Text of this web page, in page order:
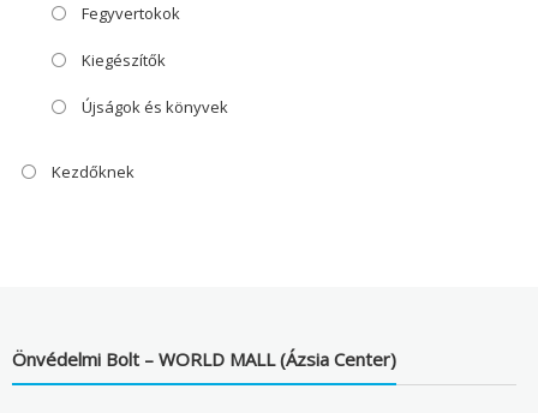
Fegyvertokok
Kiegészítők
Újságok és könyvek
Kezdőknek
Önvédelmi Bolt – WORLD MALL (Ázsia Center)